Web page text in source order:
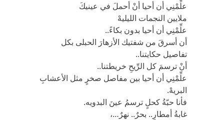
علِّمْنِي أن أحيا أنْ أحملَ في عينيكَ
ملايين النجمات الليليهْ
علِّمْنِي أن أحيا بدون بكاءً..
أن أسرقَ من شفتيك الأزهارَ الحبلى بكل
تفاصيل حكايتنا..
أنْ ترسمَ كل الرِّيحِ خريطتنا..
علِّمْنِي أن أحيا بين مفاصل صخرٍ مثل الأعشابِ
البريهْ.
فأنا حبّةُ كحلٍ ترسمُ عينَ البدويه.
غابةُ أمطارٍ.. بحرٌ.. نهرٌ…،